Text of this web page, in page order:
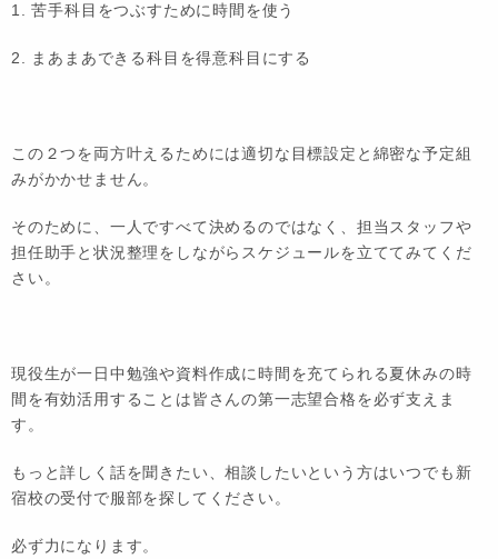
1. 苦手科目をつぶすために時間を使う
2. まあまあできる科目を得意科目にする
この２つを両方叶えるためには適切な目標設定と綿密な予定組
みがかかせません。
そのために、一人ですべて決めるのではなく、担当スタッフや
担任助手と状況整理をしながらスケジュールを立ててみてくだ
さい。
現役生が一日中勉強や資料作成に時間を充てられる夏休みの時
間を有効活用することは皆さんの第一志望合格を必ず支えま
す。
もっと詳しく話を聞きたい、相談したいという方はいつでも新
宿校の受付で服部を探してください。
必ず力になります。